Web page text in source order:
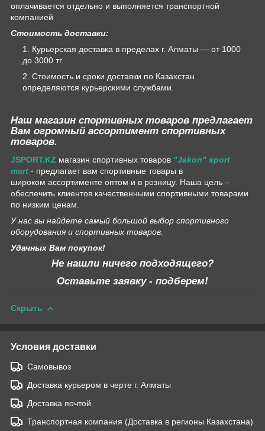
оплачивается отдельно и выполняется транспортной
компанией
Стоимость доставки:
Курьерская доставка в пределах г. Алматы — от 1000
до 3000 тг.
Стоимость и сроки доставки по Казахстан
определяются курьерскими службами.
Наш магазин спортивных товаров предлагает
Вам огромный ассортимент спортивных
товаров.
JSPORT.KZ магазин спортивных товаров "Jakon" sport
mart - предлагает вам спортивные товары в
широком ассортименте оптом и в розницу. Наша цель –
обеспечить клиентов качественными спортивными товарами
по низким ценам.
У нас вы найдете самый большой выбор спортивного
оборудования и спортивных товаров.
Удачных Вам покупок!
Не нашли ничего подходящего?
Оставьте заявку - подберем!
Скрыть
Условия доставки
Самовывоз
Доставка курьером в черте г. Алматы
Доставка почтой
Транспортная компания (Доставка в регионы Казахстана)